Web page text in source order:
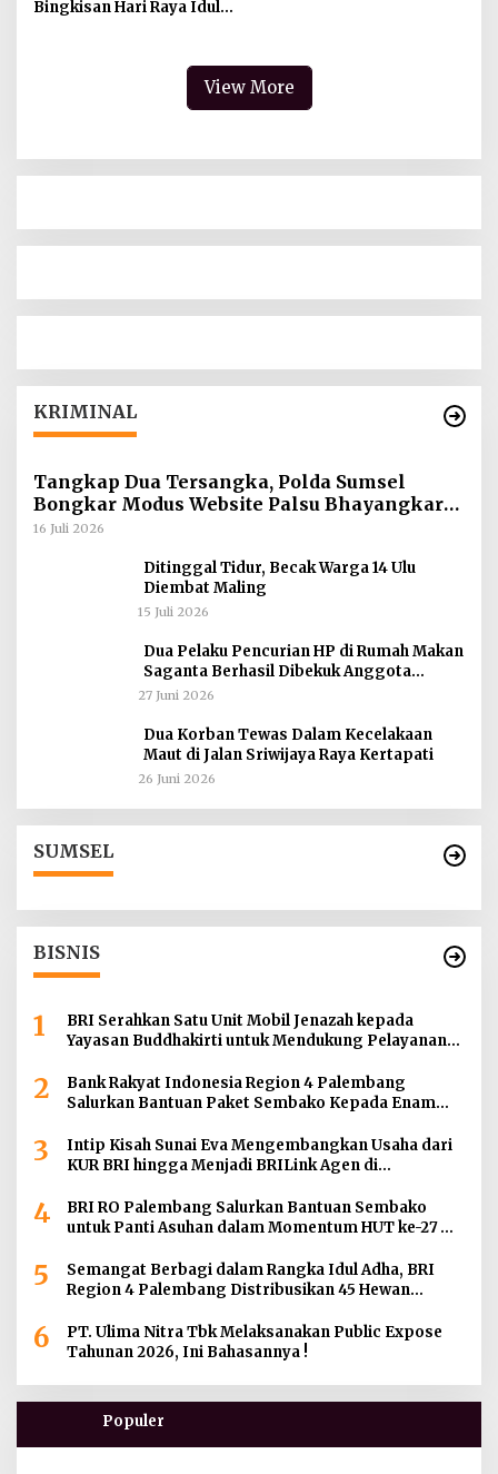
Bingkisan Hari Raya Idul
View More
KRIMINAL
Tangkap Dua Tersangka, Polda Sumsel
Bongkar Modus Website Palsu Bhayangkara
Run
16 Juli 2026
Ditinggal Tidur, Becak Warga 14 Ulu
Diembat Maling
15 Juli 2026
Dua Pelaku Pencurian HP di Rumah Makan
Saganta Berhasil Dibekuk Anggota
Polsekta SU II Palembang !!
27 Juni 2026
Dua Korban Tewas Dalam Kecelakaan
Maut di Jalan Sriwijaya Raya Kertapati
26 Juni 2026
SUMSEL
BISNIS
1
BRI Serahkan Satu Unit Mobil Jenazah kepada
Yayasan Buddhakirti untuk Mendukung Pelayanan
2
Bank Rakyat Indonesia Region 4 Palembang
Salurkan Bantuan Paket Sembako Kepada Enam
3
Intip Kisah Sunai Eva Mengembangkan Usaha dari
KUR BRI hingga Menjadi BRILink Agen di
4
BRI RO Palembang Salurkan Bantuan Sembako
untuk Panti Asuhan dalam Momentum HUT ke-27
5
Semangat Berbagi dalam Rangka Idul Adha, BRI
Region 4 Palembang Distribusikan 45 Hewan
Jambi dan Kepulauan Bangka
6
PT. Ulima Nitra Tbk Melaksanakan Public Expose
Tahunan 2026, Ini Bahasannya !
Populer